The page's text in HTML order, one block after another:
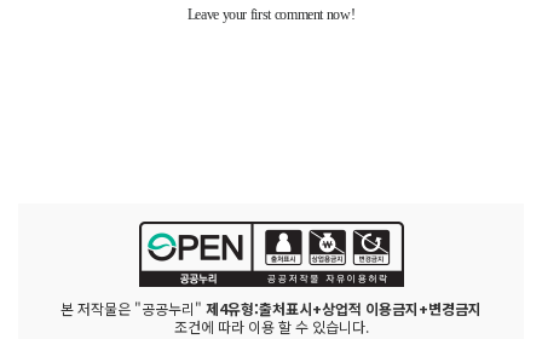
본 저작물은 "공공누리" 제4유형:출처표시+상업적 이용금지+변경금지
조건에 따라 이용 할 수 있습니다.